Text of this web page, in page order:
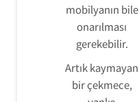
mobilyanın bile
onarılması
gerekebilir.
Artık kaymayan
bir çekmece,